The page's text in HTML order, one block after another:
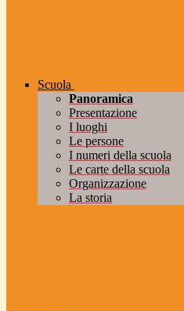
Scuola
Panoramica
Presentazione
I luoghi
Le persone
I numeri della scuola
Le carte della scuola
Organizzazione
La storia